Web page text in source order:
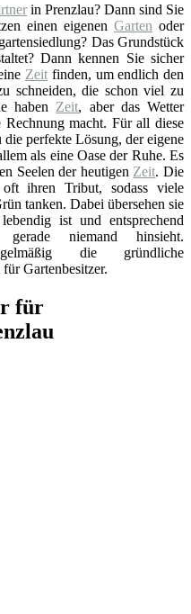
in Prenzlau? Dann sind Sie
einen eigenenGarten oder
Das Grundstück
Dann kennen Sie sicher
Zeit finden, um endlich den
schneiden, die schon viel zu
haben Zeit, aber das Wetter
macht. Für all diese
die perfekte Lösung, der eigene
als eine Oase der Ruhe. Es
Seelen der heutigen Zeit. Die
ihren Tribut, sodass viele
tanken. Dabei übersehen sie
ist und entsprechend
niemand hinsieht.
die gründliche
Gartenbesitzer.
für